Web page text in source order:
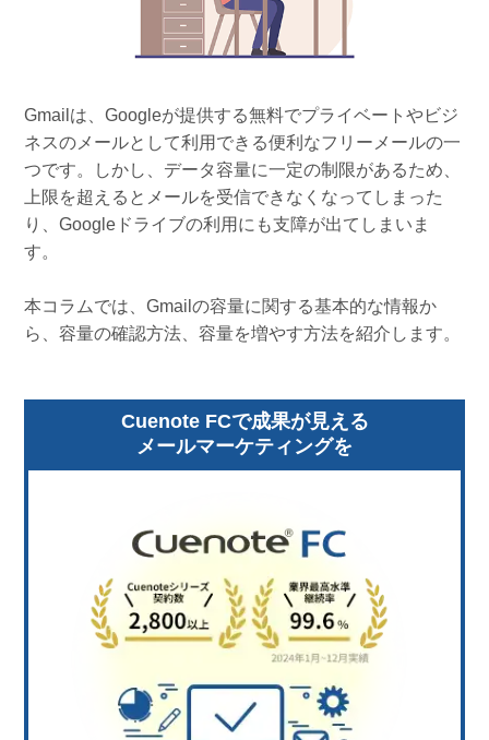
SNSプロモーション支援事業
（当社グループ企業）
セキュリティ対策
デジタルマーケティング
Gmailは、Googleが提供する無料でプライベートやビジ
ネスのメールとして利用できる便利なフリーメールの一
つです。しかし、データ容量に一定の制限があるため、
上限を超えるとメールを受信できなくなってしまった
り、Googleドライブの利用にも支障が出てしまいま
す。
本コラムでは、Gmailの容量に関する基本的な情報か
ら、容量の確認方法、容量を増やす方法を紹介します。
Cuenote FCで成果が見える
メールマーケティングを